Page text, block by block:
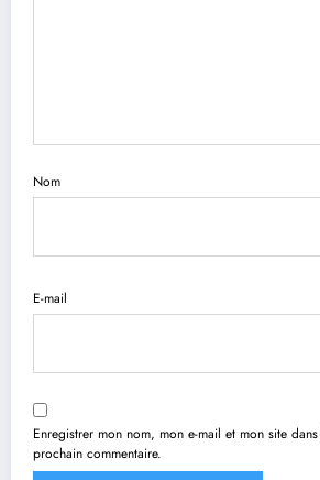
Nom
E-mail
Enregistrer mon nom, mon e-mail et mon site
prochain commentaire.